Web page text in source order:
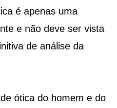
é apenas uma
e não deve ser vista
de análise da
ótica do homem e do